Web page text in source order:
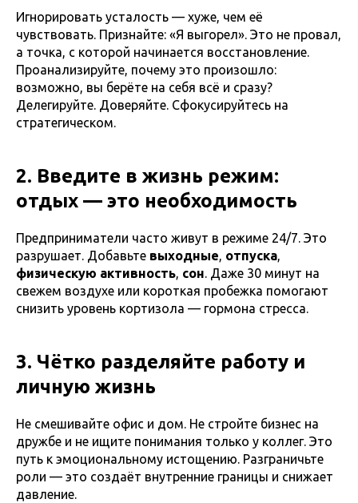
Игнорировать усталость — хуже, чем её
чувствовать. Признайте: «Я выгорел». Это не провал,
а точка, с которой начинается восстановление.
Проанализируйте, почему это произошло:
возможно, вы берёте на себя всё и сразу?
Делегируйте. Доверяйте. Сфокусируйтесь на
стратегическом.
2. Введите в жизнь режим:
отдых — это необходимость
Предприниматели часто живут в режиме 24/7. Это
разрушает. Добавьте выходные, отпуска,
физическую активность, сон. Даже 30 минут на
свежем воздухе или короткая пробежка помогают
снизить уровень кортизола — гормона стресса.
3. Чётко разделяйте работу и
личную жизнь
Не смешивайте офис и дом. Не стройте бизнес на
дружбе и не ищите понимания только у коллег. Это
путь к эмоциональному истощению. Разграничьте
роли — это создаёт внутренние границы и снижает
давление.